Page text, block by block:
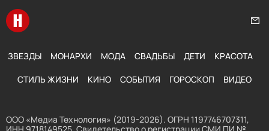
Перейти на главную
ЗВЕЗДЫ МОНАРХИ МОДА СВАДЬБЫ ДЕТИ КРАСОТА
СТИЛЬ ЖИЗНИ КИНО СОБЫТИЯ ГОРОСКОП ВИДЕО
ООО «Медиа Технология» (2019-2026). ОГРН 1197746707311,